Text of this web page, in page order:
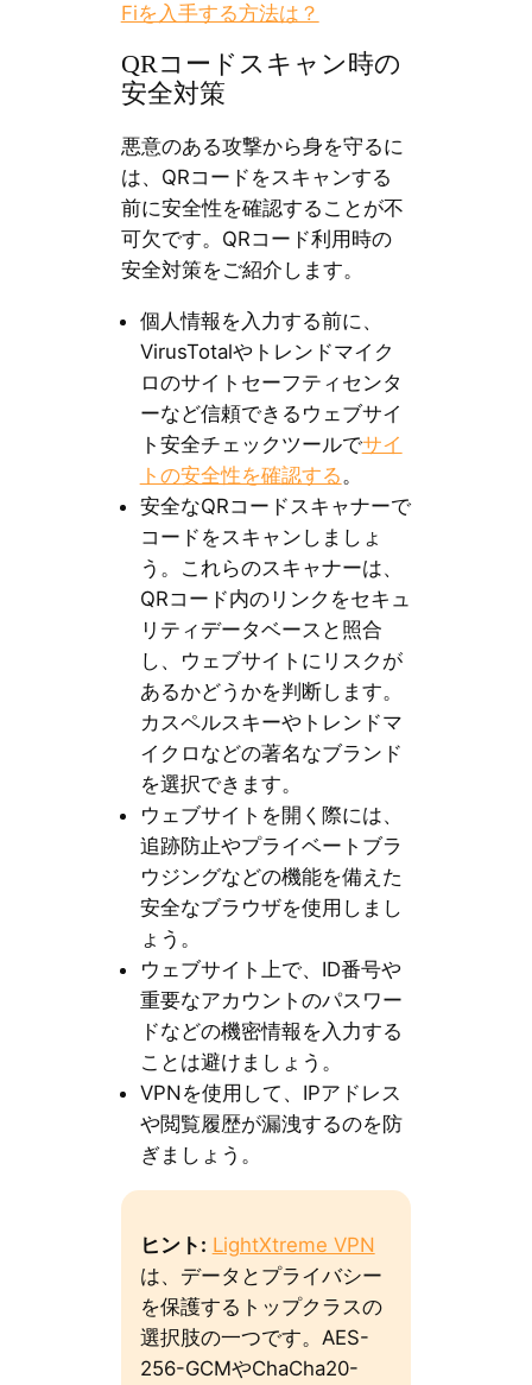
Fiを入手する方法は？
QRコードスキャン時の
安全対策
悪意のある攻撃から身を守るに
は、QRコードをスキャンする
前に安全性を確認することが不
可欠です。QRコード利用時の
安全対策をご紹介します。
個人情報を入力する前に、
VirusTotalやトレンドマイク
ロのサイトセーフティセンタ
ーなど信頼できるウェブサイ
ト安全チェックツールでサイ
トの安全性を確認する 。
安全なQRコードスキャナーで
コードをスキャンしましょ
う。これらのスキャナーは、
QRコード内のリンクをセキュ
リティデータベースと照合
し、ウェブサイトにリスクが
あるかどうかを判断します。
カスペルスキーやトレンドマ
イクロなどの著名なブランド
を選択できます。
ウェブサイトを開く際には、
追跡防止やプライベートブラ
ウジングなどの機能を備えた
安全なブラウザを使用しまし
ょう。
ウェブサイト上で、ID番号や
重要なアカウントのパスワー
ドなどの機密情報を入力する
ことは避けましょう。
VPNを使用して、IPアドレス
や閲覧履歴が漏洩するのを防
ぎましょう。
ヒント: LightXtreme VPN
は、データとプライバシー
を保護するトップクラスの
選択肢の一つです。AES-
256-GCMやChaCha20-